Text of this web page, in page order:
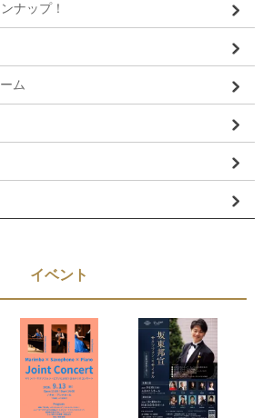
ナップ！
ム
イベント